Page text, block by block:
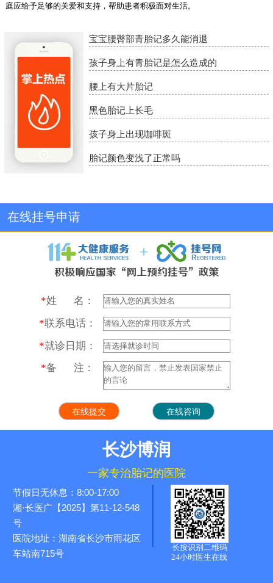
庭应给予足够的关爱和支持，帮助患者积极面对生活。
宝宝腰臀部青胎记多久能消退
孩子身上有青胎记是怎么造成的
腰上有大片胎记
黑色胎记上长毛
孩子身上出现咖啡斑
胎记颜色变浅了正常吗
在线挂号申请
*姓 名：
*联系电话：
*就诊日期：
*备 注：
长沙博润
一家专治胎记的医院
节假日无休息：8:00-17:00
湘·长医广【2025】第11-12-548
号
医院地址：湖南省长沙市雨花区
车站南715号
长按识别二维码
24小时医生在线